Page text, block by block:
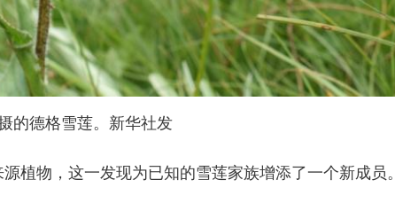
的德格雪莲。新华社发
物，这一发现为已知的雪莲家族增添了一个新成员。